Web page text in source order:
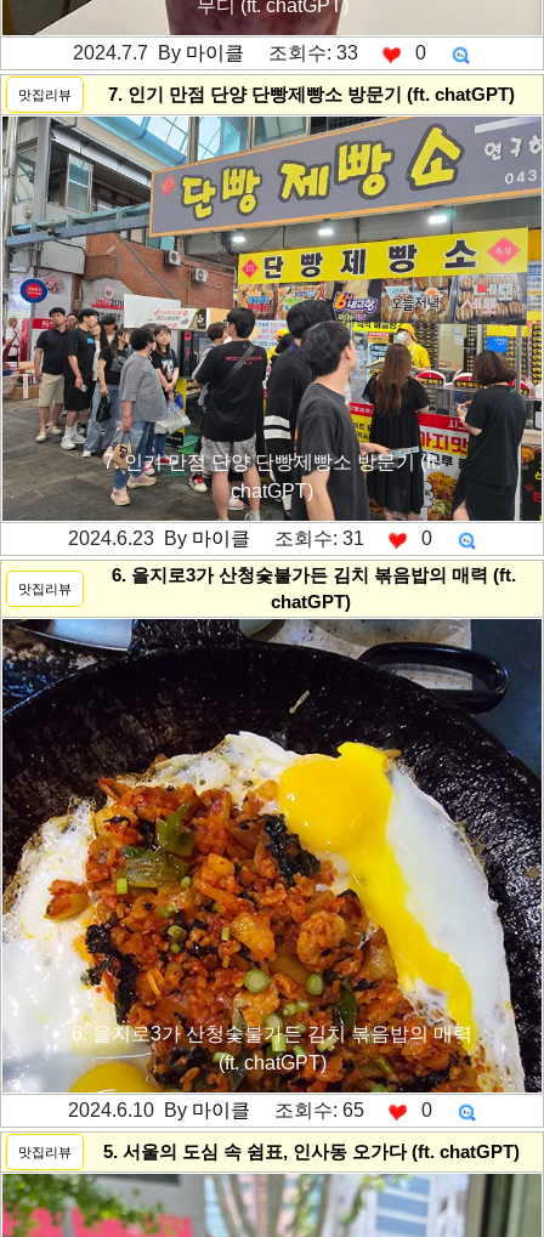
무디 (ft. chatGPT)
2024.7.7 By 마이클 조회수: 33 0
맛집리뷰 7. 인기 만점 단양 단빵제빵소 방문기 (ft. chatGPT)
7. 인기 만점 단양 단빵제빵소 방문기 (ft.
chatGPT)
2024.6.23 By 마이클 조회수: 31 0
맛집리뷰
6. 을지로3가 산청숯불가든 김치 볶음밥의 매력 (ft.
chatGPT)
6. 을지로3가 산청숯불가든 김치 볶음밥의 매력
(ft. chatGPT)
2024.6.10 By 마이클 조회수: 65 0
맛집리뷰 5. 서울의 도심 속 쉼표, 인사동 오가다 (ft. chatGPT)